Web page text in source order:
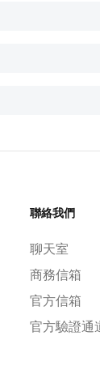
聯絡我們
聊天室
商務信箱
官方信箱
官方驗證通